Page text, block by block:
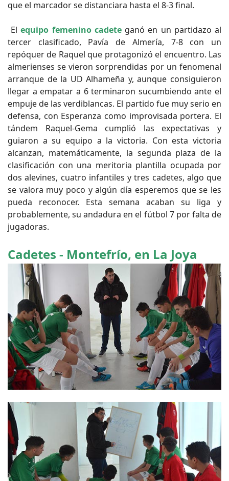
que el marcador se distanciara hasta el 8-3 final.
Elequipo femenino cadete ganó en un partidazo al
tercer clasificado, Pavía de Almería, 7-8 con un
repóquer de Raquel que protagonizó el encuentro. Las
almerienses se vieron sorprendidas por un fenomenal
arranque de la UD Alhameña y, aunque consiguieron
llegar a empatar a 6 terminaron sucumbiendo ante el
empuje de las verdiblancas. El partido fue muy serio en
defensa, con Esperanza como improvisada portera. El
tándem Raquel-Gema cumplió las expectativas y
guiaron a su equipo a la victoria. Con esta victoria
alcanzan, matemáticamente, la segunda plaza de la
clasificación con una meritoria plantilla ocupada por
dos alevines, cuatro infantiles y tres cadetes, algo que
se valora muy poco y algún día esperemos que se les
pueda reconocer. Esta semana acaban su liga y
probablemente, su andadura en el fútbol 7 por falta de
jugadoras.
Cadetes - Montefrío, en La Joya